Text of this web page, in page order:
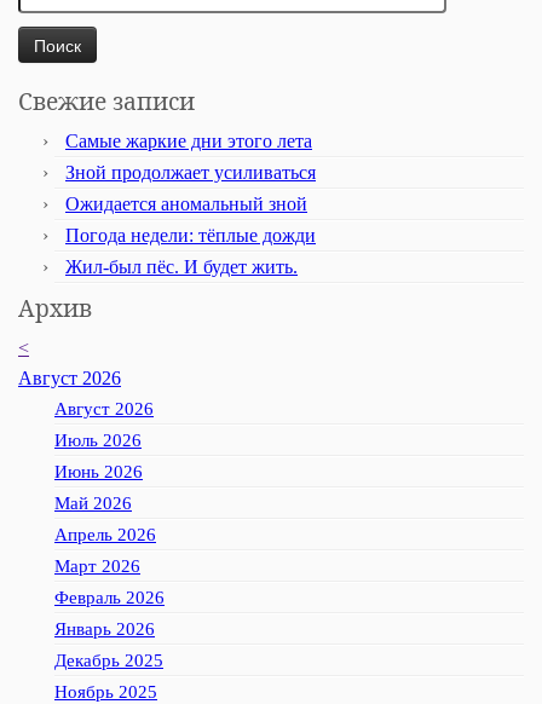
Свежие записи
Самые жаркие дни этого лета
Зной продолжает усиливаться
Ожидается аномальный зной
Погода недели: тёплые дожди
Жил-был пёс. И будет жить.
Архив
<
Август 2026
Август 2026
Июль 2026
Июнь 2026
Май 2026
Апрель 2026
Март 2026
Февраль 2026
Январь 2026
Декабрь 2025
Ноябрь 2025